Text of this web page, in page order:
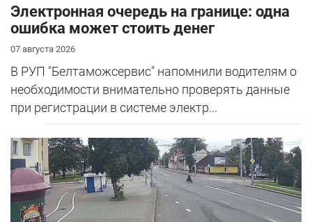
Электронная очередь на границе: одна
ошибка может стоить денег
07 августа 2026
В РУП "Белтаможсервис" напомнили водителям о
необходимости внимательно проверять данные
при регистрации в системе электр...